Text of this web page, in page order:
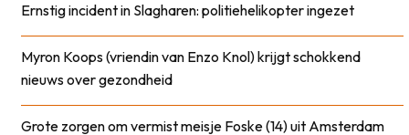
Ernstig incident in Slagharen: politiehelikopter ingezet
Myron Koops (vriendin van Enzo Knol) krijgt schokkend
nieuws over gezondheid
Grote zorgen om vermist meisje Foske (14) uit Amsterdam